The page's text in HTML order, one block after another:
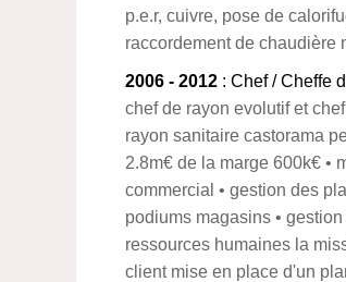
p.e.r, cuivre, pose de
raccordement de
2006 - 2012 : Chef / Cheffe
chef de rayon evolutif et
rayon sanitaire castorama
2.8m€ de la marge 600k€ •
commercial • gestion des
podiums magasins •
ressources humaines la
client mise en place d'un